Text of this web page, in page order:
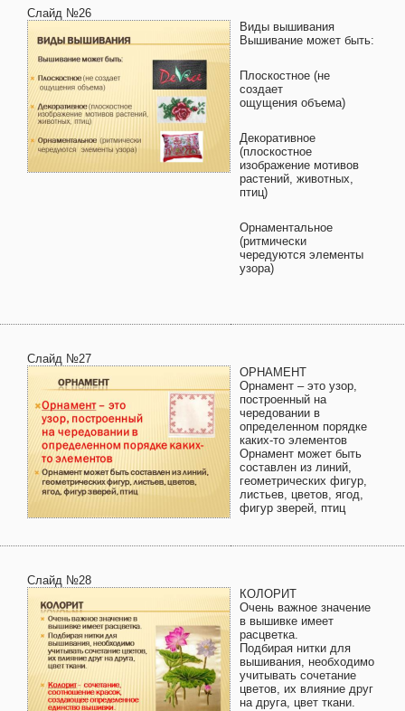
Слайд №26
Виды вышивания
Вышивание может быть:
Плоскостное (не
создает
ощущения объема)
Декоративное
(плоскостное
изображение мотивов
растений, животных,
птиц)
Орнаментальное
(ритмически
чередуются элементы
узора)
Слайд №27
ОРНАМЕНТ
Орнамент – это узор,
построенный на
чередовании в
определенном порядке
каких-то элементов
Орнамент может быть
составлен из линий,
геометрических фигур,
листьев, цветов, ягод,
фигур зверей, птиц
Слайд №28
КОЛОРИТ
Очень важное значение
в вышивке имеет
расцветка.
Подбирая нитки для
вышивания, необходимо
учитывать сочетание
цветов, их влияние друг
на друга, цвет ткани.